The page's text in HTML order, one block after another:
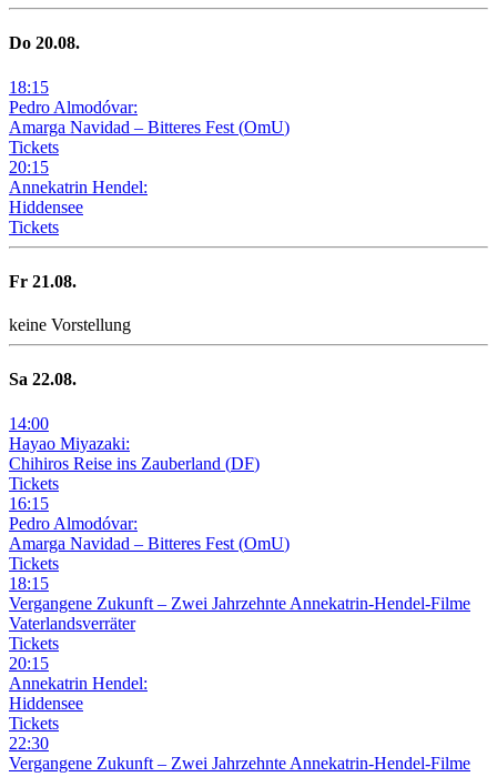
Do 20.08.
18:15
Pedro Almodóvar:
Amarga Navidad – Bitteres Fest (OmU)
Tickets
20:15
Annekatrin Hendel:
Hiddensee
Tickets
Fr 21.08.
keine Vorstellung
Sa 22.08.
14:00
Hayao Miyazaki:
Chihiros Reise ins Zauberland (DF)
Tickets
16:15
Pedro Almodóvar:
Amarga Navidad – Bitteres Fest (OmU)
Tickets
18:15
Vergangene Zukunft – Zwei Jahrzehnte Annekatrin-Hendel-Filme
Vaterlandsverräter
Tickets
20:15
Annekatrin Hendel:
Hiddensee
Tickets
22:30
Vergangene Zukunft – Zwei Jahrzehnte Annekatrin-Hendel-Filme